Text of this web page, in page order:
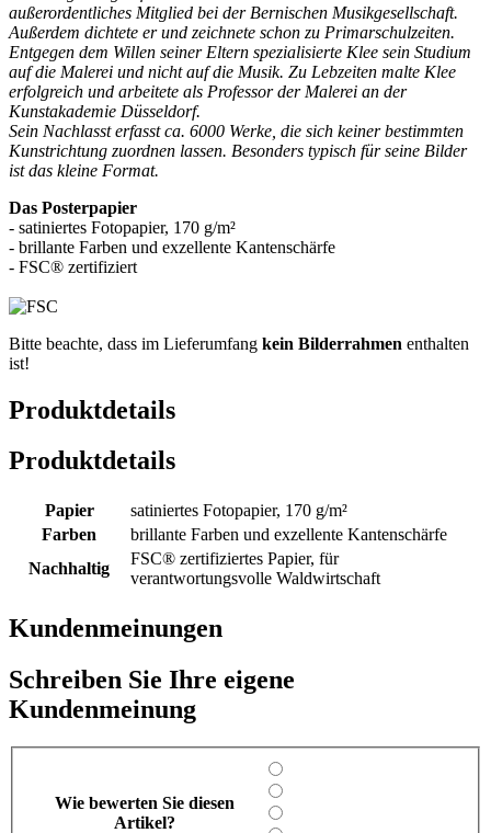
außerordentliches Mitglied bei der Bernischen Musikgesellschaft.
Außerdem dichtete er und zeichnete schon zu Primarschulzeiten.
Entgegen dem Willen seiner Eltern spezialisierte Klee sein Studium
auf die Malerei und nicht auf die Musik. Zu Lebzeiten malte Klee
erfolgreich und arbeitete als Professor der Malerei an der
Kunstakademie Düsseldorf.
Sein Nachlasst erfasst ca. 6000 Werke, die sich keiner bestimmten
Kunstrichtung zuordnen lassen. Besonders typisch für seine Bilder
ist das kleine Format.
Das Posterpapier
- satiniertes Fotopapier, 170 g/m²
- brillante Farben und exzellente Kantenschärfe
- FSC® zertifiziert
Bitte beachte, dass im Lieferumfang kein Bilderrahmen enthalten
ist!
Produktdetails
Produktdetails
Papier
satiniertes Fotopapier, 170 g/m²
Farben
brillante Farben und exzellente Kantenschärfe
Nachhaltig
FSC® zertifiziertes Papier, für
verantwortungsvolle Waldwirtschaft
Kundenmeinungen
Schreiben Sie Ihre eigene
Kundenmeinung
Wie bewerten Sie diesen
Artikel?